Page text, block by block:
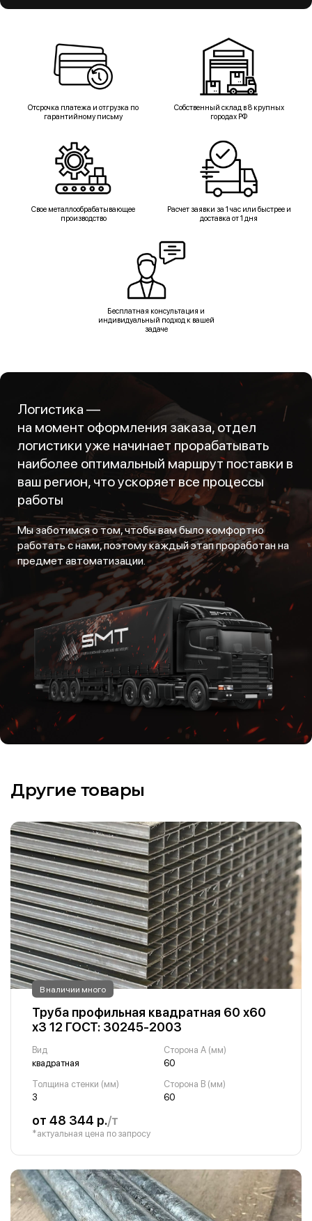
Отсрочка платежа и отгрузка по
гарантийному письму
Собственный склад в 8 крупных
городах РФ
Свое металлообрабатывающее
производство
Расчет заявки за 1 час или быстрее и
доставка от 1 дня
Бесплатная консультация и
индивидуальный подход к вашей
задаче
Логистика —
на момент оформления заказа, отдел
логистики уже начинает прорабатывать
наиболее оптимальный маршрут поставки в
ваш регион, что ускоряет все процессы
работы
Мы заботимся о том, чтобы вам было комфортно
работать с нами, поэтому каждый этап проработан на
предмет автоматизации.
Другие товары
В наличии много
Труба профильная квадратная 60 х60
х3 12 ГОСТ: 30245-2003
Вид
квадратная
Сторона A (мм)
60
Толщина стенки (мм)
3
Сторона B (мм)
60
от 48 344 р./т
*актуальная цена по запросу